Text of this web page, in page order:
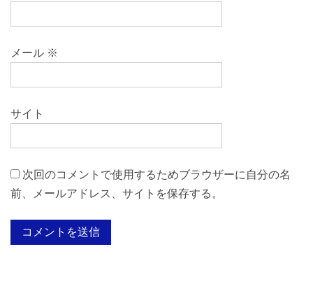
メール ※
サイト
次回のコメントで使用するためブラウザーに自分の名
前、メールアドレス、サイトを保存する。